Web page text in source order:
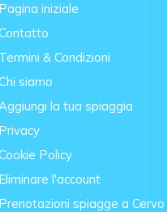
iniziale
& Condizioni
siamo
la tua spiaggia
Policy
l'account
spiagge a Cervo